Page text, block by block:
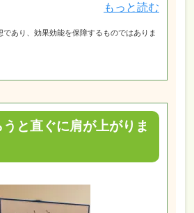
もっと読む
あり、効果効能を保障するものではありま
と直ぐに肩が上がりま